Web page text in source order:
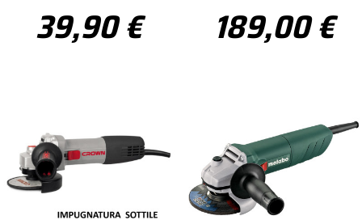
39,90 € 189,00 €